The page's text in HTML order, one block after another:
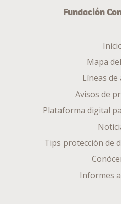
Fundación
Mapa
Líneas de
Avisos de
Plataforma digital
Tips protección de
Informes